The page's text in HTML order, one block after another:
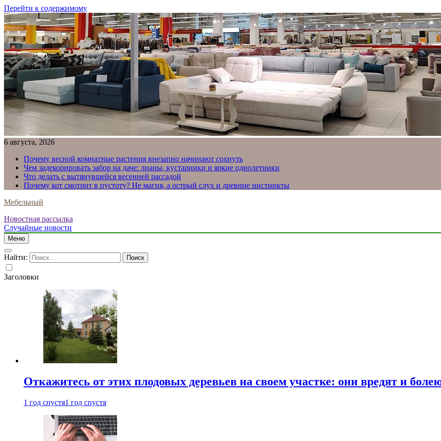
Перейти к содержимому
6 августа, 2026
Почему весной комнатные растения внезапно начинают сохнуть
Чем задекорировать забор на даче: лианы, кустарники и яркие однолетники
Что делать с вытянувшейся весенней рассадой
Почему кот смотрит в пустоту? Не магия, а острый слух и древние инстинкты
Мебельный
Новостная рассылка
Случайные новости
Меню
Найти:
Заголовки
Откажитесь от этих плодовых деревьев на своем участке: они вредят и
1 год спустя1 год спустя